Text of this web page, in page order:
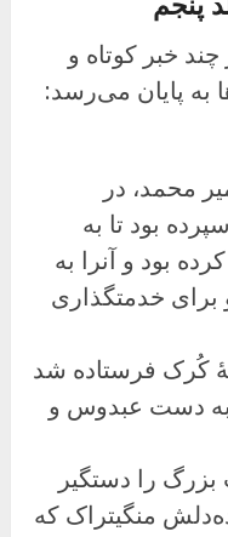
خبر کوتاه و
به پایان می‌رسد:
محمد، در
بود تا به
بود و آنرا به
برای خدمتگذاری
کُرک فرستاده شد
به دست عبدوس و
را دستگیر
منگیتراک که